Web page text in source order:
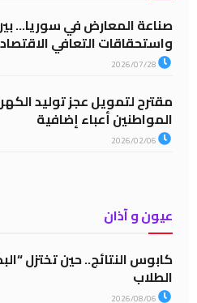
صناعة المعارض في سوريا…
واستحقاقات التعافي
مقترح لتمويل عجز توليد
المواطنين أعباء إضافية
عيون و آذان
الطلاب